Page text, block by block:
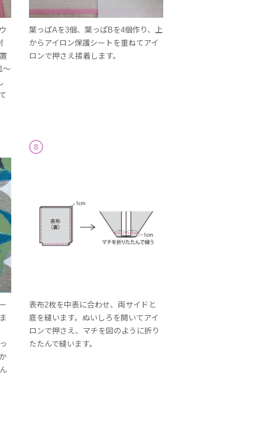
～
葉っぱAを3個、葉っぱBを4個作り、上
からアイロン保護シートを重ねてアイ
ロンで押さえ接着します。
8
表布2枚を中表に合わせ、両サイドと
底を縫います。ぬいしろを開いてアイ
ロンで押さえ、マチを図のように折り
たたんで縫います。